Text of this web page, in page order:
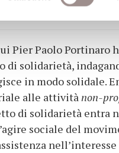
Pier Paolo Portinaro
solidarietà,
in modo solidale.
alle attivitànon-
di solidarietà entra
sociale del